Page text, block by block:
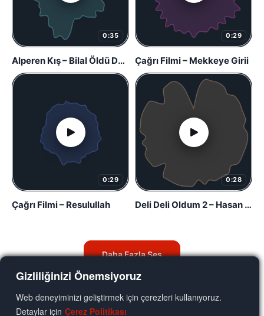
Gizliliğinizi Önemsiyoruz
Web deneyiminizi geliştirmek için çerezleri kullanıyoruz.
Detaylar için Çerez Politikası
0:35
Alperen Kış – Bilal Öldü Derler İse
0:29
Çağrı Filmi – Mekkeye Girii
0:29
Çağrı Filmi – Resulullah
0:28
Deli Deli Oldum 2 – Hasan Bayar
Daha Fazla Ses